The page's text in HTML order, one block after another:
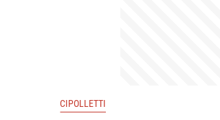
CIPOLLETTI